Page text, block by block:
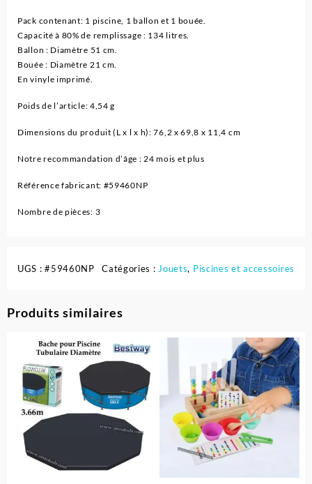
Pack contenant: 1 piscine, 1 ballon et 1 bouée.
Capacité à 80% de remplissage : 134 litres.
Ballon : Diamètre 51 cm.
Bouée : Diamètre 21 cm.
En vinyle imprimé.
Poids de l’article: 4,54 g
Dimensions du produit (L x l x h): 76,2 x 69,8 x 11,4 cm
Notre recommandation d’âge : 24 mois et plus
Référence fabricant: #59460NP
Nombre de pièces: 3
UGS :#59460NP Catégories : Jouets, Piscines et accessoires
Produits similaires